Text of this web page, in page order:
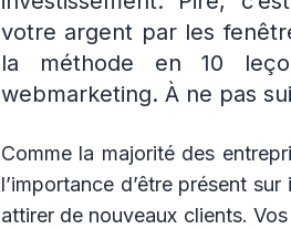
votre argent par les
la méthode en 10
webmarketing. À ne pas
Comme la majorité des
l’importance d’être présent
attirer de nouveaux clients.